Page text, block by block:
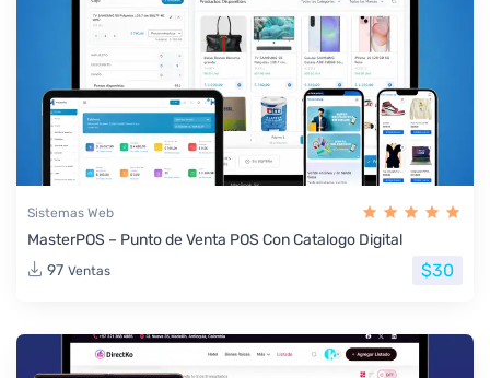
Sistemas Web
MasterPOS – Punto de Venta POS Con Catalogo Digital
97 Ventas $30